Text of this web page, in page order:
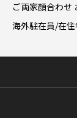
ご両家顔合わせ
海外駐在員/在